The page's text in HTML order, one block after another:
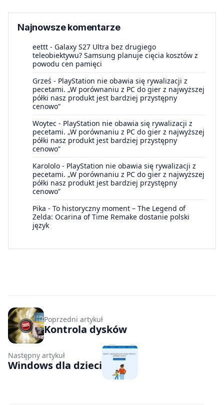
Najnowsze komentarze
eettt - Galaxy S27 Ultra bez drugiego
teleobiektywu? Samsung planuje cięcia kosztów z
powodu cen pamięci
Grześ - PlayStation nie obawia się rywalizacji z
pecetami. „W porównaniu z PC do gier z najwyższej
półki nasz produkt jest bardziej przystępny
cenowo”
Woytec - PlayStation nie obawia się rywalizacji z
pecetami. „W porównaniu z PC do gier z najwyższej
półki nasz produkt jest bardziej przystępny
cenowo”
Karololo - PlayStation nie obawia się rywalizacji z
pecetami. „W porównaniu z PC do gier z najwyższej
półki nasz produkt jest bardziej przystępny
cenowo”
Pika - To historyczny moment – The Legend of
Zelda: Ocarina of Time Remake dostanie polski
język
Poprzedni artykuł
Kontrola dysków
Następny artykuł
Windows dla dzieci